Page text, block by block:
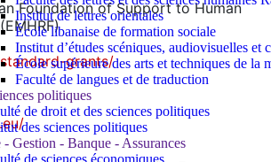
Institut de lettres orientales
École libanaise de formation sociale
Institut d’études scéniques, audiovisuelles et
École supérieure des arts et techniques de la
Faculté de langues et de traduction
politiques
de droit et des sciences politiques
des sciences politiques
Gestion - Banque - Assurances
de sciences économiques
Foundation of Support to Human
grants/